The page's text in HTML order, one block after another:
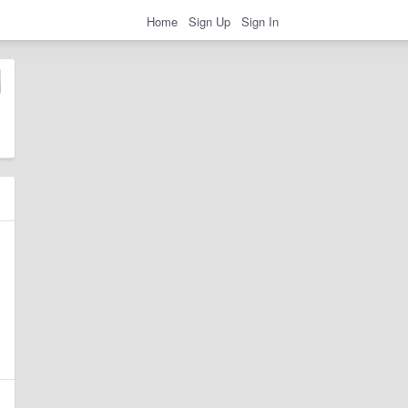
Home Sign Up Sign In